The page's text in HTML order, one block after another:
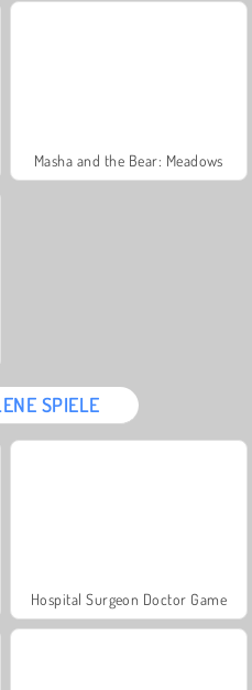
Masha and the Bear: Meadows
SPIELE
Hospital Surgeon Doctor Game